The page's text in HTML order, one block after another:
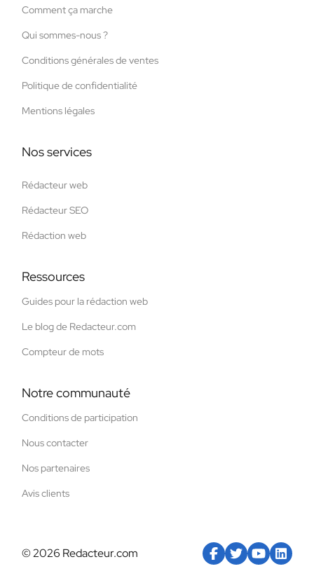
Comment ça marche
Qui sommes-nous ?
Conditions générales de ventes
Politique de confidentialité
Mentions légales
Nos services
Rédacteur web
Rédacteur SEO
Rédaction web
Ressources
Guides pour la rédaction web
Le blog de Redacteur.com
Compteur de mots
Notre communauté
Conditions de participation
Nous contacter
Nos partenaires
Avis clients
© 2026 Redacteur.com